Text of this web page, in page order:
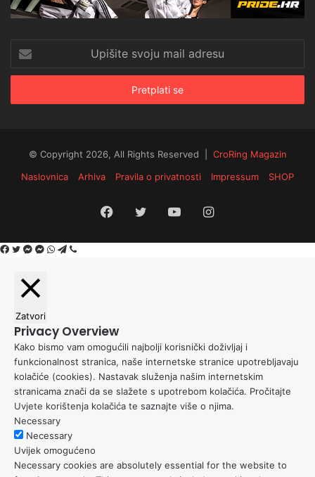
svoju
mail
© Copyright 2026, All Rights Reserved | CroRing Magazin
Naslovnica
Arhiva Pravila o privatnosti Impressum SHOP
Facebook
TwitterYouTubeInstagram
Facebook
Twitter
Messenger
Messenger
WhatsApp
Telegram
Viber
Zatvori
Privacy Overview
Kako bismo vam omogućili najbolji korisnički doživljaj i
funkcionalnost stranica, naše internetske stranice upotrebljavaju
kolačiće (cookies). Nastavak služenja našim internetskim
stranicama znači da se slažete s upotrebom kolačića. Pročitajte
Uvjete korištenja kolačića te saznajte više o njima.
Necessary
Necessary
Uvijek omogućeno
Necessary cookies are absolutely essential for the website to